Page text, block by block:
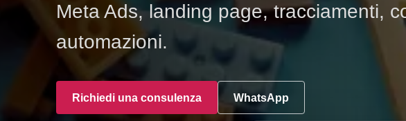
Meta Ads, landing page, tracciamenti,
automazioni.
Richiedi una consulenza WhatsApp